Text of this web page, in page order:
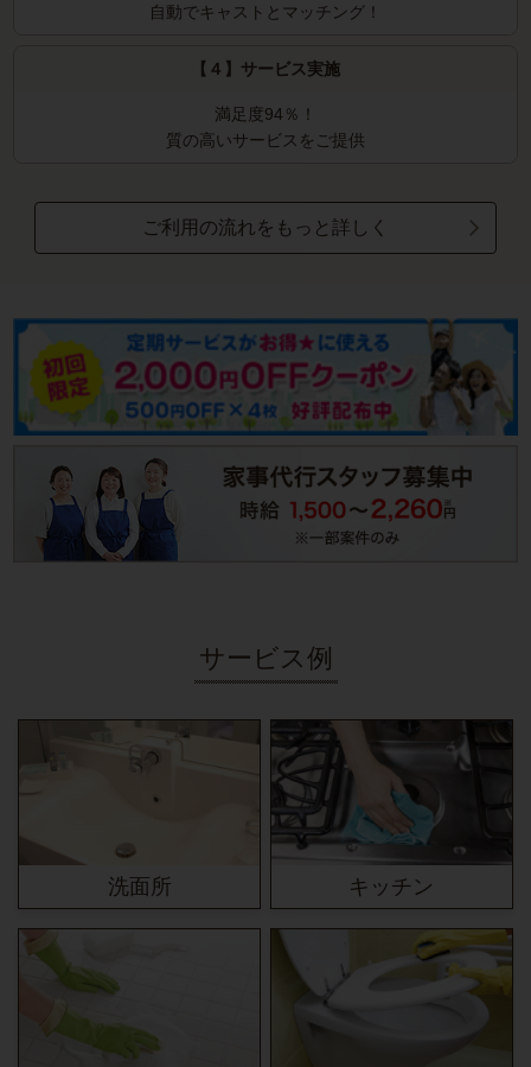
自動でキャストとマッチング！
【４】サービス実施
満足度94％！
質の高いサービスをご提供
ご利用の流れをもっと詳しく
サービス例
洗面所 キッチン